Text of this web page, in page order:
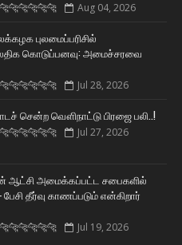
Aug 04, 2026
புலமைப்பரிசில்
கொடுப்பனவு: அமைச்சரவை
Jul 28, 2026
சென்ற வௌிநாட்டு பிரஜை பலி..!
Jul 27, 2026
ஆட்சி அமைக்கப்பட்ட சபைகளில்
தீர்வு காணப்படும் என்கிறார்
Jul 19, 2026